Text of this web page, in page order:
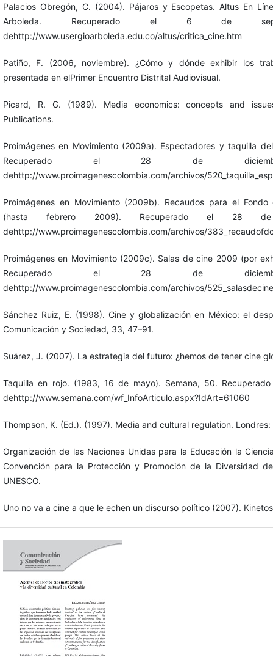
Palacios Obregón, C. (2004). Pájaros y Escopetas. Altus En
Arboleda. Recuperado el 6 de
dehttp://www.usergioarboleda.edu.co/altus/critica_cine.htm
Patiño, F. (2006, noviembre). ¿Cómo y dónde exhibir los
presentada en elPrimer Encuentro Distrital Audiovisual.
Picard, R. G. (1989). Media economics: concepts and
Publications.
Proimágenes en Movimiento (2009a). Espectadores y taquilla
Recuperado el 28 de
dehttp://www.proimagenescolombia.com/archivos/
Proimágenes en Movimiento (2009b). Recaudos para el Fondo
(hasta febrero 2009). Recuperado el 28
dehttp://www.proimagenescolombia.com/archivos/
Proimágenes en Movimiento (2009c). Salas de cine 2009 (por
Recuperado el 28 de
dehttp://www.proimagenescolombia.com/archivos/
Sánchez Ruiz, E. (1998). Cine y globalización en México: el
Comunicación y Sociedad, 33, 47–91.
Suárez, J. (2007). La estrategia del futuro: ¿hemos de tener cine
Taquilla en rojo. (1983, 16 de mayo). Semana, 50.
dehttp://www.semana.com/wf_InfoArticulo.aspx?IdArt=61060
Thompson, K. (Ed.). (1997). Media and cultural regulation. Londres:
Organización de las Naciones Unidas para la Educación la
Convención para la Protección y Promoción de la Diversidad
UNESCO.
Uno no va a cine a que le echen un discurso político (2007).